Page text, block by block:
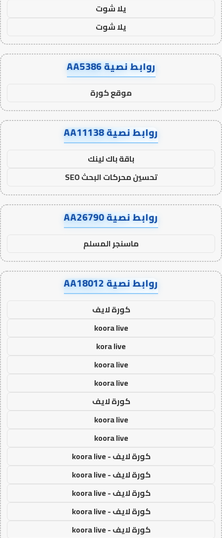
يلا شوت
يلا شوت
روابط نصية AA5386
موقع كورة
روابط نصية AA11138
باقة باك لينك
تحسين محركات البحث SEO
روابط نصية AA26790
ماسنجر المسلم
روابط نصية AA18012
كورة لايف
koora live
kora live
koora live
koora live
كورة لايف
koora live
koora live
كورة لايف - koora live
كورة لايف - koora live
كورة لايف - koora live
كورة لايف - koora live
كورة لايف - koora live